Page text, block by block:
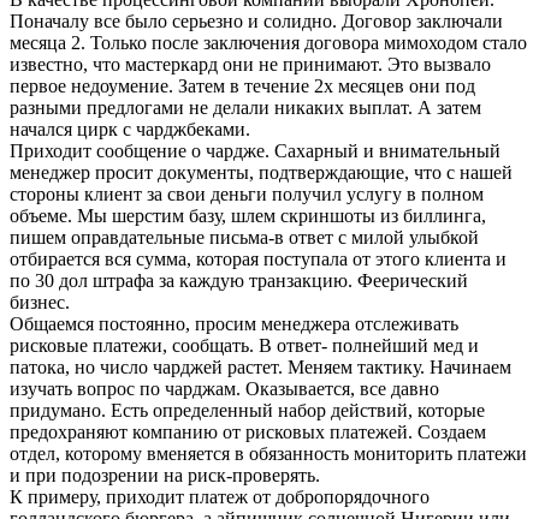
Поначалу все было серьезно и солидно. Договор заключали
месяца 2. Только после заключения договора мимоходом стало
известно, что мастеркард они не принимают. Это вызвало
первое недоумение. Затем в течение 2х месяцев они под
разными предлогами не делали никаких выплат. А затем
начался цирк с чарджбеками.
Приходит сообщение о чардже. Сахарный и внимательный
менеджер просит документы, подтверждающие, что с нашей
стороны клиент за свои деньги получил услугу в полном
объеме. Мы шерстим базу, шлем скриншоты из биллинга,
пишем оправдательные письма-в ответ с милой улыбкой
отбирается вся сумма, которая поступала от этого клиента и
по 30 дол штрафа за каждую транзакцию. Феерический
бизнес.
Общаемся постоянно, просим менеджера отслеживать
рисковые платежи, сообщать. В ответ- полнейший мед и
патока, но число чарджей растет. Меняем тактику. Начинаем
изучать вопрос по чарджам. Оказывается, все давно
придумано. Есть определенный набор действий, которые
предохраняют компанию от рисковых платежей. Создаем
отдел, которому вменяется в обязанность мониторить платежи
и при подозрении на риск-проверять.
К примеру, приходит платеж от добропорядочного